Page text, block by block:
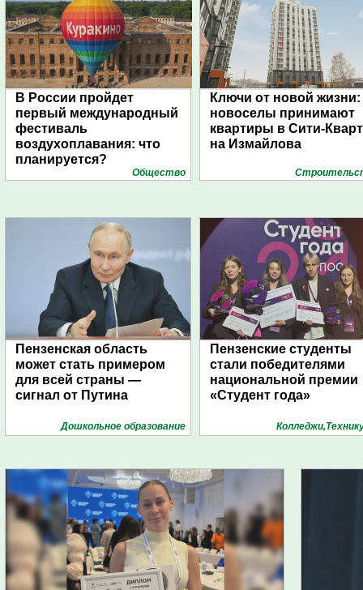
В России пройдет
первый международный
фестиваль
воздухоплавания: что
планируется?
Общество
Ключи от новой жизни:
новоселы принимают
квартиры в Сити-
на Измайлова
Пензенская область
может стать примером
для всей страны —
сигнал от Путина
Дошкольное образование
Пензенские студенты
стали победителями
национальной премии
«Студент года»